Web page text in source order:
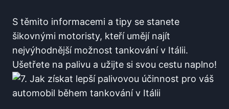
S těmito informacemi a tipy se stanete
šikovnými motoristy,‍ kteří umějí najít
nejvýhodnější možnost tankování v Itálii.
Ušetřete na palivu⁣ a užijte si svou cestu naplno!